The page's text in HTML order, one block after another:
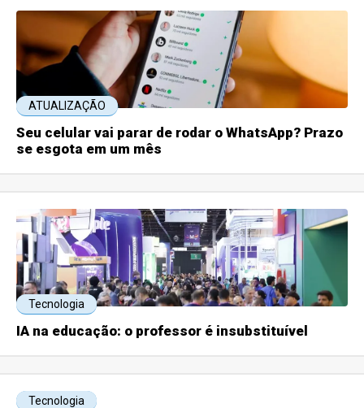
ATUALIZAÇÃO
Seu celular vai parar de rodar o WhatsApp? Prazo
se esgota em um mês
Tecnologia
IA na educação: o professor é insubstituível
Tecnologia